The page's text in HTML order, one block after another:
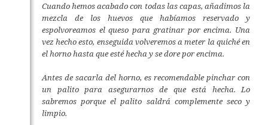
Cuando hemos acabado con todas las capas, añadimos la
mezcla de los huevos que habíamos reservado y
espolvoreamos el queso para gratinar por encima. Una
vez hecho esto, enseguida volveremos a meter la quiché en
el horno hasta que esté hecha y se dore por encima.
Antes de sacarla del horno, es recomendable pinchar con
un palito para asegurarnos de que está hecha. Lo
sabremos porque el palito saldrá complemente seco y
limpio.